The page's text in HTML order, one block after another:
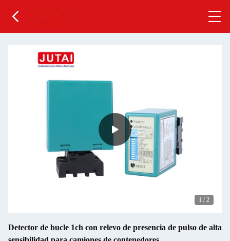
1 / 2
Detector de bucle 1ch con relevo de presencia de pulso de alta